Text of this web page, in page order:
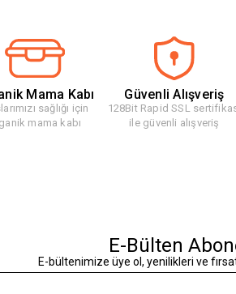
Mama Kabı
sağlığı için
mama kabı
Güvenli Alışveriş
128Bit Rapid SSL
ile güvenli alışveriş
E-Bülten
E-bültenimize üye ol, yenilikleri ve